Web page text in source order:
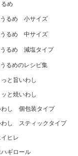
め
るめ 小サイズ
るめ 中サイズ
るめ 減塩タイプ
るめのレシピ集
と旨いわし
と焼いわし
わし 個包装タイプ
わし スティックタイプ
ヒレ
ギロール